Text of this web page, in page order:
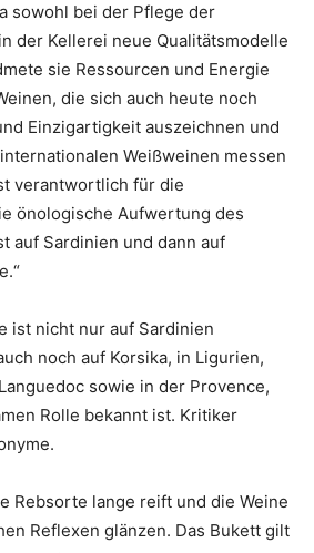
sowohl bei der Pflege der
der Kellerei neue Qualitätsmodelle
sie Ressourcen und Energie
die sich auch heute noch
Einzigartigkeit auszeichnen und
Weißweinen messen
verantwortlich für die
önologische Aufwertung des
auf Sardinien und dann auf
ist nicht nur auf Sardinien
noch auf Korsika, in Ligurien,
sowie in der Provence,
Rolle bekannt ist. Kritiker
Rebsorte lange reift und die Weine
Reflexen glänzen. Das Bukett gilt